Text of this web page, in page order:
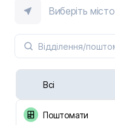
Виберіть місто
Всі
Поштомати